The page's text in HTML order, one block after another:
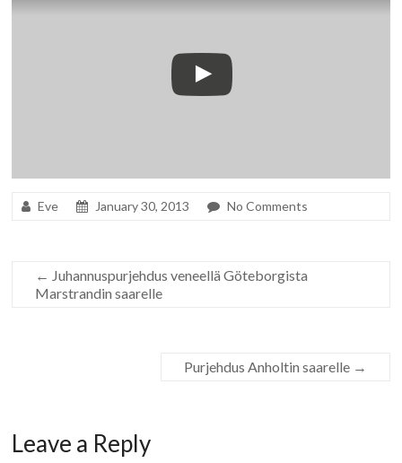
Eve January 30, 2013 No Comments
← Juhannuspurjehdus veneellä Göteborgista
Marstrandin saarelle
Purjehdus Anholtin saarelle →
Leave a Reply